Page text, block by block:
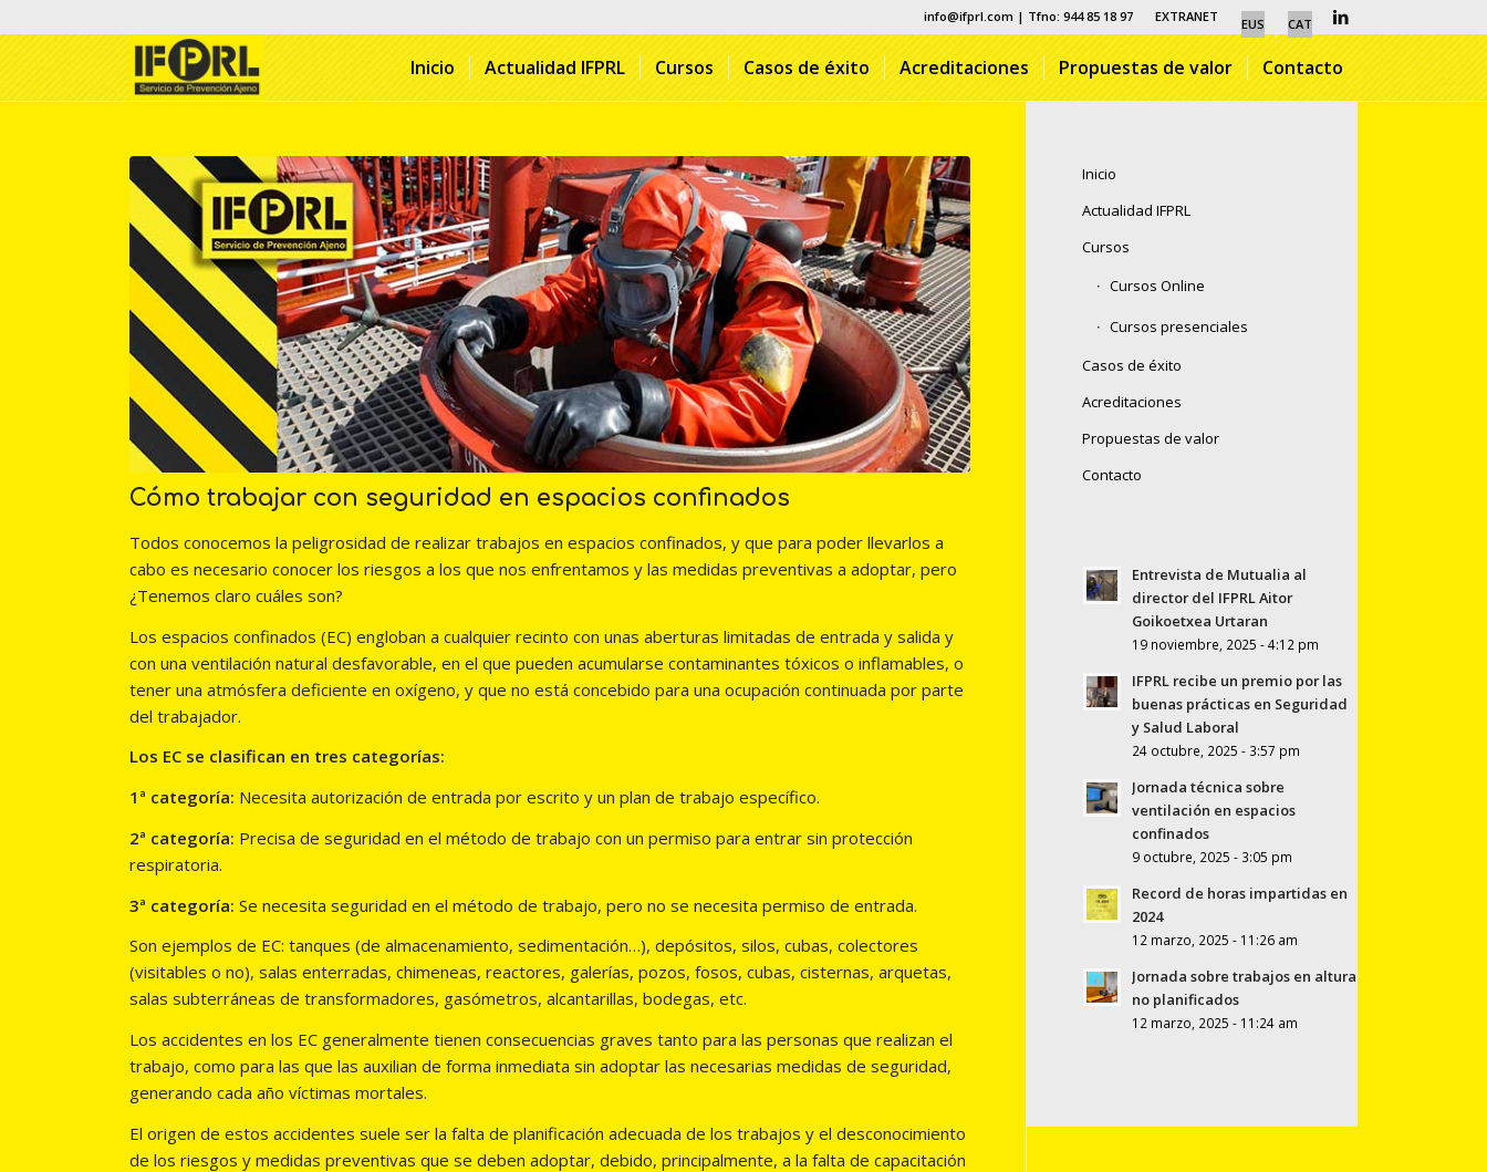
EXTRANET EUS CAT
info@ifprl.com | Tfno: 944 85 18 97
Inicio Actualidad IFPRL Cursos Casos de éxito Acreditaciones Propuestas de valor Contacto
Cómo trabajar con seguridad en espacios confinados
Todos conocemos la peligrosidad de realizar trabajos en espacios confinados, y que para poder llevarlos a
cabo es necesario conocer los riesgos a los que nos enfrentamos y las medidas preventivas a adoptar, pero
¿Tenemos claro cuáles son?
Los espacios confinados (EC) engloban a cualquier recinto con unas aberturas limitadas de entrada y salida y
con una ventilación natural desfavorable, en el que pueden acumularse contaminantes tóxicos o inflamables, o
tener una atmósfera deficiente en oxígeno, y que no está concebido para una ocupación continuada por parte
del trabajador.
Los EC se clasifican en tres categorías:
1ª categoría: Necesita autorización de entrada por escrito y un plan de trabajo específico.
2ª categoría: Precisa de seguridad en el método de trabajo con un permiso para entrar sin protección
respiratoria.
3ª categoría: Se necesita seguridad en el método de trabajo, pero no se necesita permiso de entrada.
Son ejemplos de EC: tanques (de almacenamiento, sedimentación…), depósitos, silos, cubas, colectores
(visitables o no), salas enterradas, chimeneas, reactores, galerías, pozos, fosos, cubas, cisternas, arquetas,
salas subterráneas de transformadores, gasómetros, alcantarillas, bodegas, etc.
Los accidentes en los EC generalmente tienen consecuencias graves tanto para las personas que realizan el
trabajo, como para las que las auxilian de forma inmediata sin adoptar las necesarias medidas de seguridad,
generando cada año víctimas mortales.
El origen de estos accidentes suele ser la falta de planificación adecuada de los trabajos y el desconocimiento
de los riesgos y medidas preventivas que se deben adoptar, debido, principalmente, a la falta de capacitación
Inicio
Actualidad IFPRL
Cursos
Cursos Online
Cursos presenciales
Casos de éxito
Acreditaciones
Propuestas de valor
Contacto
Entrevista de Mutualia al
director del IFPRL Aitor
Goikoetxea Urtaran
19 noviembre, 2025 - 4:12 pm
IFPRL recibe un premio por las
buenas prácticas en Seguridad
y Salud Laboral
24 octubre, 2025 - 3:57 pm
Jornada técnica sobre
ventilación en espacios
confinados
9 octubre, 2025 - 3:05 pm
Record de horas impartidas en
2024
12 marzo, 2025 - 11:26 am
Jornada sobre trabajos en altura
no planificados
12 marzo, 2025 - 11:24 am